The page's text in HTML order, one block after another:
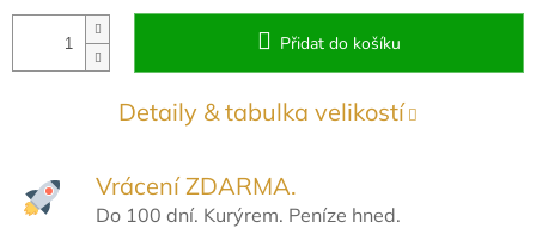
Přidat do košíku
Detaily & tabulka velikostí
Vrácení ZDARMA.
Do 100 dní. Kurýrem. Peníze hned.